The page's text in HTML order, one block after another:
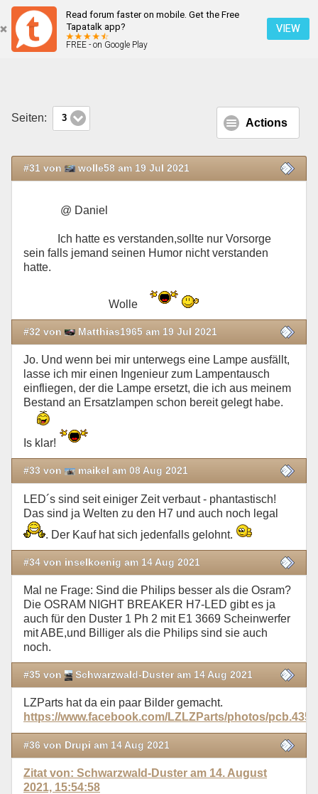
Read forum faster on mobile. Get the Free
Tapatalk app?
FREE - on Google Play
VIEW
LED mit Strassenzulassung
Seiten: 3 Actions
#31 von wolle58 am 19 Jul 2021
@ Daniel
Ich hatte es verstanden,sollte nur Vorsorge
sein falls jemand seinen Humor nicht verstanden
hatte.
Wolle
#32 von Matthias1965 am 19 Jul 2021
Jo. Und wenn bei mir unterwegs eine Lampe ausfällt,
lasse ich mir einen Ingenieur zum Lampentausch
einfliegen, der die Lampe ersetzt, die ich aus meinem
Bestand an Ersatzlampen schon bereit gelegt habe.
Is klar!
#33 von maikel am 08 Aug 2021
LED´s sind seit einiger Zeit verbaut - phantastisch!
Das sind ja Welten zu den H7 und auch noch legal
. Der Kauf hat sich jedenfalls gelohnt.
#34 von inselkoenig am 14 Aug 2021
Mal ne Frage: Sind die Philips besser als die Osram?
Die OSRAM NIGHT BREAKER H7-LED gibt es ja
auch für den Duster 1 Ph 2 mit E1 3669 Scheinwerfer
mit ABE,und Billiger als die Philips sind sie auch
noch.
#35 von Schwarzwald-Duster am 14 Aug 2021
LZParts hat da ein paar Bilder gemacht.
https://www.facebook.com/LZLZParts/photos/
#36 von Drupi am 14 Aug 2021
Zitat von: Schwarzwald-Duster am 14. August
2021, 15:54:58